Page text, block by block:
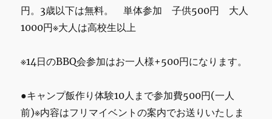
円。3歳以下は無料。 単体参加 子供500円 大人
1000円※大人は高校生以上
※14日のBBQ会参加はお一人様+500円になります。
●キャンプ飯作り体験10人まで参加費500円(一人
前)※内容はフリマイベントの案内でお送りいたしま